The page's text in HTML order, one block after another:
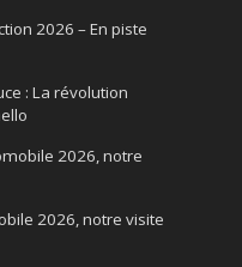
2026 – En piste
: La révolution
2026, notre
2026, notre visite